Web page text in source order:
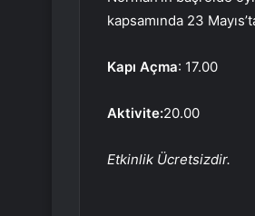
kapsamında 23
Kapı Açma: 17.00
Aktivite:20.00
Etkinlik Ücretsizdir.